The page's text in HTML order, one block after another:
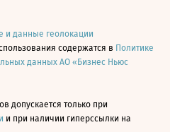
и данные геолокации
содержатся в Политике
данных АО «Бизнес Ньюс
допускается только при
и при наличии гиперссылки на